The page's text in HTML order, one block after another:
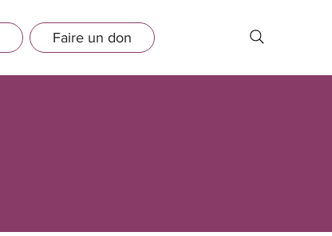
Faire un don